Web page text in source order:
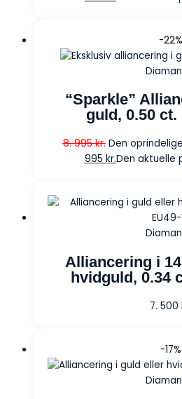
-22%
“Sparkle”
guld, 0.50
8. 995kr. Den
995 kr.Den aktuelle
Alliancering i
hvidguld, 0.34
7. 500
-17%